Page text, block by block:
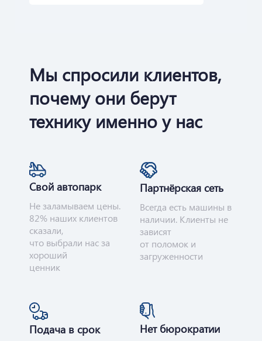
Мы спросили клиентов,
почему они берут
технику именно у нас
Свой автопарк
Не заламываем цены.
82% наших клиентов
сказали,
что выбрали нас за
хороший
ценник
Партнёрская сеть
Всегда есть машины в
наличии. Клиенты не
зависят
от поломок и
загруженности
Подача в срок Нет бюрократии